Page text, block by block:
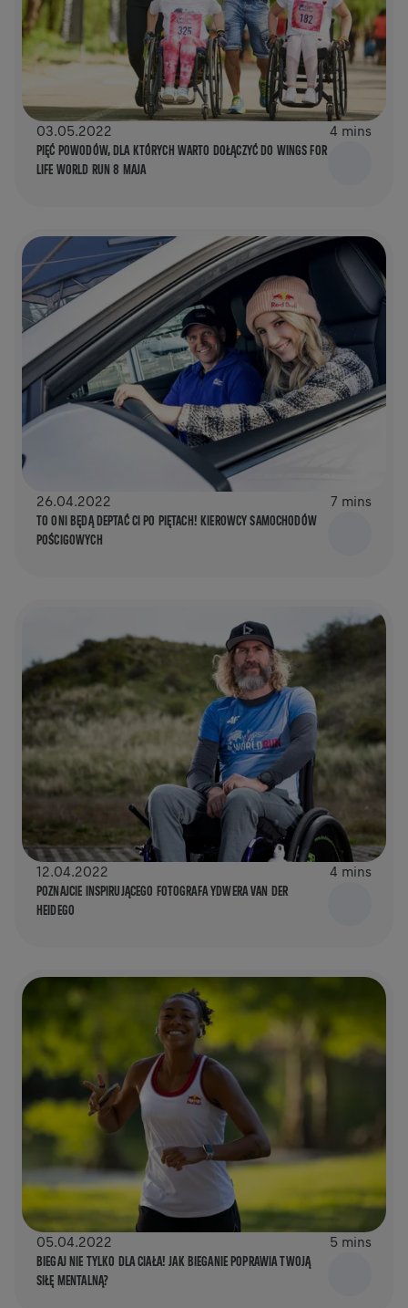
03.05.2022 4 mins
PIĘĆ POWODÓW, DLA KTÓRYCH WARTO DOŁĄCZYĆ DO WINGS FOR
LIFE WORLD RUN 8 MAJA
26.04.2022 7 mins
TO ONI BĘDĄ DEPTAĆ CI PO PIĘTACH! KIEROWCY SAMOCHODÓW
POŚCIGOWYCH
12.04.2022 4 mins
POZNAJCIE INSPIRUJĄCEGO FOTOGRAFA YDWERA VAN DER
HEIDEGO
05.04.2022 5 mins
BIEGAJ NIE TYLKO DLA CIAŁA! JAK BIEGANIE POPRAWIA TWOJĄ
SIŁĘ MENTALNĄ?